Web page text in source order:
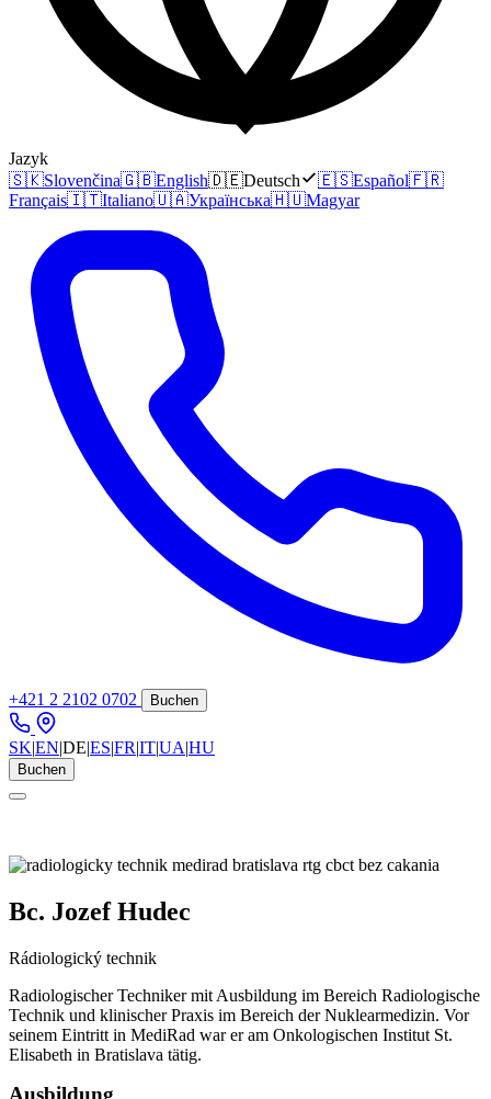
Jazyk
🇸🇰Slovenčina🇬🇧English🇩🇪Deutsch 🇪🇸Español🇫🇷
Français🇮🇹Italiano🇺🇦Українська🇭🇺Magyar
+421 2 2102 0702 Buchen
SK|EN|DE|ES|FR|IT|UA|HU
Buchen
Bc. Jozef Hudec
Rádiologický technik
Radiologischer Techniker mit Ausbildung im Bereich Radiologische
Technik und klinischer Praxis im Bereich der Nuklearmedizin. Vor
seinem Eintritt in MediRad war er am Onkologischen Institut St.
Elisabeth in Bratislava tätig.
Ausbildung